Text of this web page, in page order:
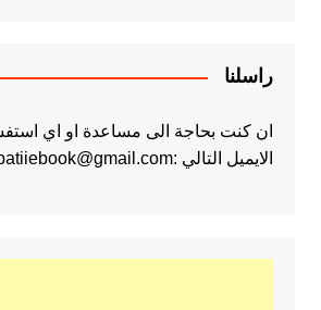
راسلنا
ان كنت بحاجة الى مساعدة او اي
الايميل التالي :maktabatiiebook@gmail.com